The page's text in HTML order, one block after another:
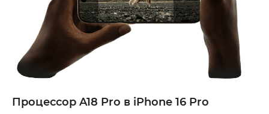
Процессор A18 Pro в iPhone 16 Pro